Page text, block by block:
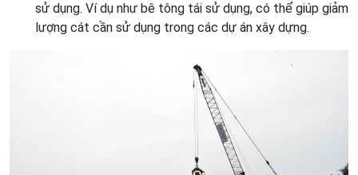
sử dụng. Ví dụ như bê tông tái sử dụng, có thể giúp giảm
lượng cát cần sử dụng trong các dự án xây dựng.